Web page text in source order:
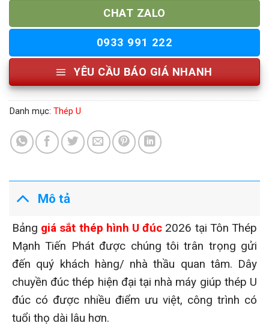
CHAT ZALO
0933 991 222
YÊU CẦU BÁO GIÁ NHANH
Danh mục: Thép U
Mô tả
Bảng giá sắt thép hình U đúc 2026 tại Tôn Thép
Mạnh Tiến Phát được chúng tôi trân trọng gửi
đến quý khách hàng/ nhà thầu quan tâm. Dây
chuyền đúc thép hiện đại tại nhà máy giúp thép U
đúc có được nhiều điểm ưu việt, công trình có
tuổi thọ dài lâu hơn.